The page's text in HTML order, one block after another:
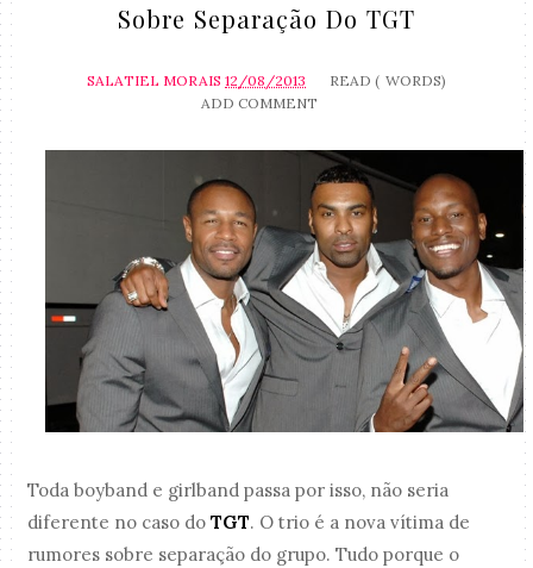
Sobre Separação Do TGT
SALATIEL MORAIS 12/08/2013 READ ( WORDS)
ADD COMMENT
Toda boyband e girlband passa por isso, não seria
diferente no caso doTGT. O trio é a nova vítima de
rumores sobre separação do grupo. Tudo porque o